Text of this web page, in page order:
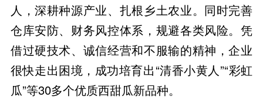
人，深耕种源产业、扎根乡土农业。同时完善
仓库安防、财务风控体系，规避各类风险。凭
借过硬技术、诚信经营和不服输的精神，企业
很快走出困境，成功培育出“清香小黄人”“彩虹